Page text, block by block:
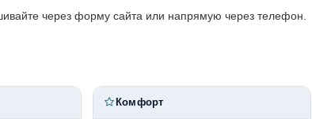
через форму сайта или напрямую через телефон.
Комфорт